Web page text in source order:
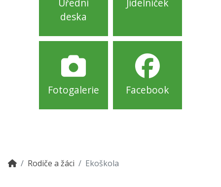
Úřední
deska
Jídelníček
Fotogalerie Facebook
Rodiče a žáci Ekoškola